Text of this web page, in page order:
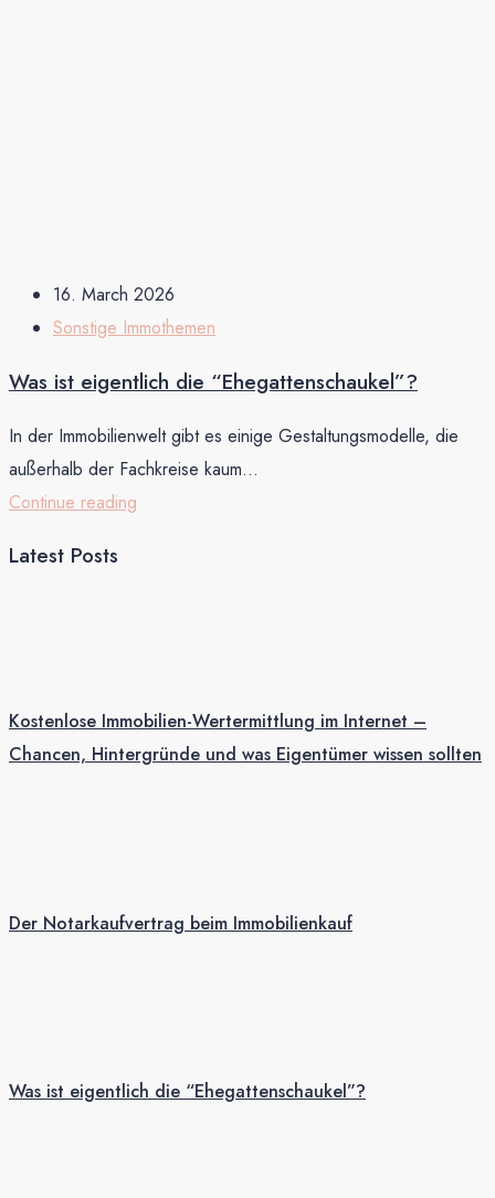
16. March 2026
Sonstige Immothemen
Was ist eigentlich die “Ehegattenschaukel”?
In der Immobilienwelt gibt es einige Gestaltungsmodelle, die
außerhalb der Fachkreise kaum...
Continue reading
Latest Posts
Kostenlose Immobilien-Wertermittlung im Internet –
Chancen, Hintergründe und was Eigentümer wissen sollten
Der Notarkaufvertrag beim Immobilienkauf
Was ist eigentlich die “Ehegattenschaukel”?